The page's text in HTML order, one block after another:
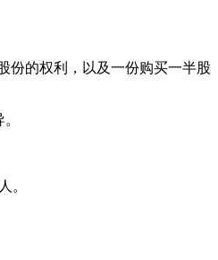
份的权利，以及一份购买一半股
。